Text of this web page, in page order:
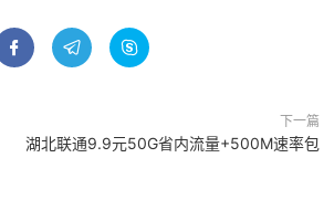
  
下一篇
湖北联通9.9元50G省内流量+500M速率包